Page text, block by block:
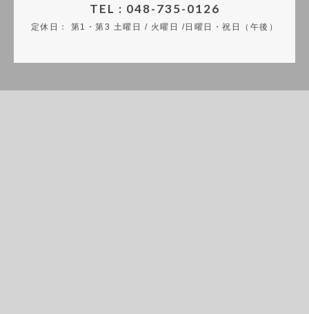
TEL : 048-735-0126
定休日： 第1・第3 土曜日 / 火曜日 /日曜日・祝日（午後）